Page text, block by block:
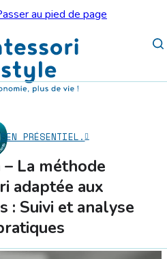
au pied de page
EN PRÉSENTIEL.
La méthode
adaptée aux
: Suivi et analyse